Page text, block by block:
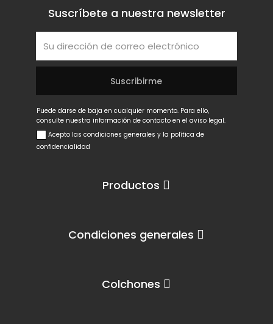
Productos
Condiciones generales
Colchones
Suscríbete a nuestra newsletter
Puede darse de baja en cualquier momento. Para ello,
consulte nuestra información de contacto en el aviso legal.
Acepto las condiciones generales y la política de
confidencialidad